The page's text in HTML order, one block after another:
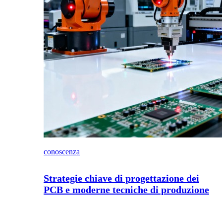
conoscenza
Strategie chiave di progettazione dei
PCB e moderne tecniche di produzione